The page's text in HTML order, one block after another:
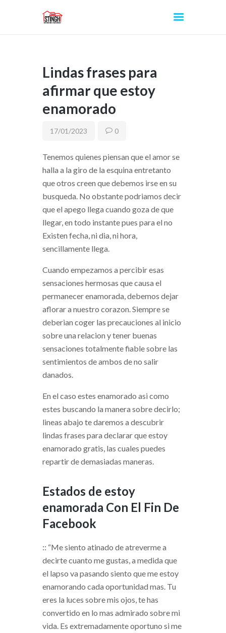
INICIO
Lindas frases para
afirmar que estoy
enamorado
17/01/2023 0
Tenemos quienes piensan que el amor se
halla a la giro de la esquina entretanto
que otros creen que debemos irse en su
busqueda. No obstante podri­amos decir
que el apego llega cuando goza de que
llegar, en todo instante pues para el no
Existen fecha, ni dia, ni hora,
sencillamente llega.
Cuando empezamos a percibir esas
sensaciones hermosas que causa el
permanecer enamorada, debemos dejar
aflorar a nuestro corazon. Siempre se
deberi­an coger las precauciones al inicio
sobre una relacion y tener buenas
sensaciones totalmente fiable sobre las
sentimientos de ambos de no salir
danados.
En el caso estes enamorado asi­ como
estes buscando la manera sobre decirlo;
lineas abajo te daremos a descubrir
lindas frases para declarar que estoy
enamorado gratis, las cuales puedes
repartir de demasiadas maneras.
Estados de estoy
enamorada Con El Fin De
Facebook
:: “Me siento atinado de atreverme a
decirte cuanto me gustas, a medida que
el lapso va pasando siento que me estoy
enamorando cada oportunidad mas. Tu
eres la luces sobre mis ojos, te has
convertido en lo mas admirado sobre mi
vida. Es extremadamente oportuno si me